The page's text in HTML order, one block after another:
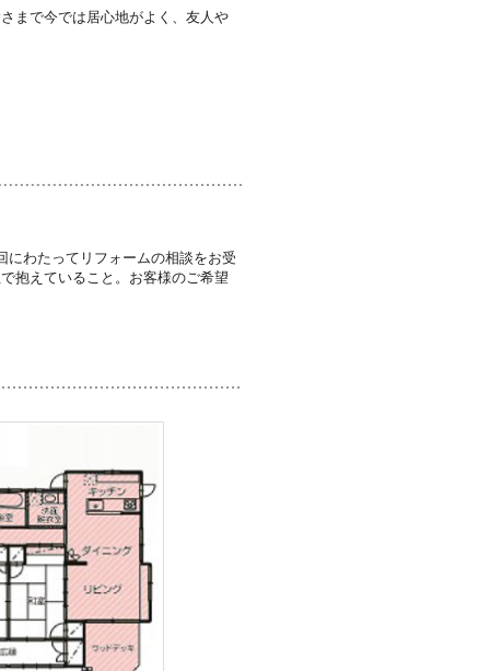
まで今では居心地がよく、友人や
にわたってリフォームの相談をお受
抱えていること。お客様のご希望